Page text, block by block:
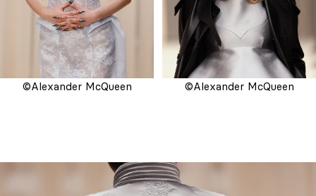
©Alexander McQueen ©Alexander McQueen